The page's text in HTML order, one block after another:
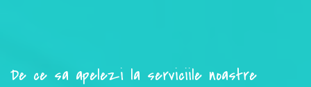
De ce sa apelezi la serviciile noastre